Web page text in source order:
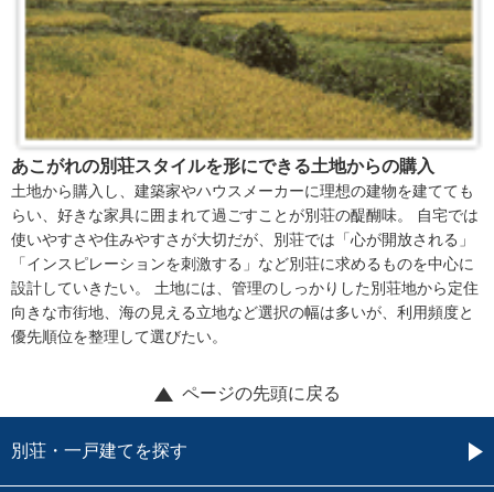
あこがれの別荘スタイルを形にできる土地からの購入
土地から購入し、建築家やハウスメーカーに理想の建物を建てても
らい、好きな家具に囲まれて過ごすことが別荘の醍醐味。 自宅では
使いやすさや住みやすさが大切だが、別荘では「心が開放される」
「インスピレーションを刺激する」など別荘に求めるものを中心に
設計していきたい。 土地には、管理のしっかりした別荘地から定住
向きな市街地、海の見える立地など選択の幅は多いが、利用頻度と
優先順位を整理して選びたい。
ページの先頭に戻る
別荘・一戸建てを探す